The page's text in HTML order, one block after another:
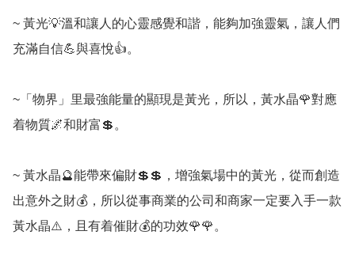
~ 黃光💡溫和讓人的心靈感覺和諧，能夠加強靈氣，讓人們
充滿自信💪與喜悅👍。
~「物界」里最強能量的顯現是黃光，所以，黃水晶🌹對應
着物質🌌和財富💲。
~ 黃水晶🔮能帶來偏財💲💲，增強氣場中的黃光，從而創造
出意外之財💰，所以從事商業的公司和商家一定要入手一款
黃水晶⚠️，且有着催財💰的功效🌹🌹。